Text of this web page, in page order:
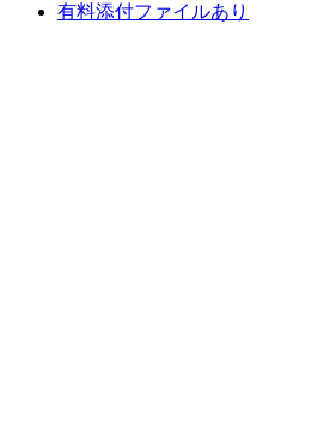
有料添付ファイルあり